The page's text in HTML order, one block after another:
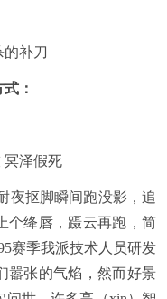
补刀
：
泽假死
抠脚瞬间跑没影，追
个绛唇，蹑云再跑，简
赛季我派技术人员研发
嚣张的气焰，然而好景